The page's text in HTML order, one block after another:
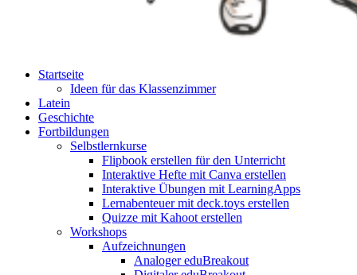
Startseite
Ideen für das Klassenzimmer
Latein
Geschichte
Fortbildungen
Selbstlernkurse
Flipbook erstellen für den Unterricht
Interaktive Hefte mit Canva erstellen
Interaktive Übungen mit LearningApps
Lernabenteuer mit deck.toys erstellen
Quizze mit Kahoot erstellen
Workshops
Aufzeichnungen
Analoger eduBreakout